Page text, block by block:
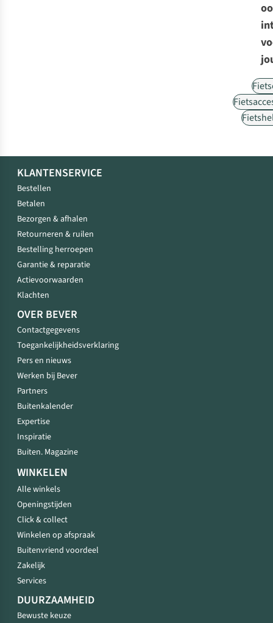
KLANTENSERVICE
Bestellen
Betalen
Bezorgen & afhalen
Retourneren & ruilen
Bestelling herroepen
Garantie & reparatie
Actievoorwaarden
Klachten
OVER BEVER
Contactgegevens
Toegankelijkheidsverklaring
Pers en nieuws
Werken bij Bever
Partners
Buitenkalender
Expertise
Inspiratie
Buiten. Magazine
WINKELEN
Alle winkels
Openingstijden
Click & collect
Winkelen op afspraak
Buitenvriend voordeel
Zakelijk
Services
DUURZAAMHEID
Bewuste keuze